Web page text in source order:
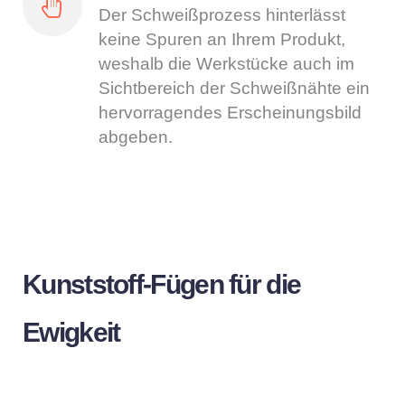
Der Schweißprozess hinterlässt
keine Spuren an Ihrem Produkt,
weshalb die Werkstücke auch im
Sichtbereich der Schweißnähte ein
hervorragendes Erscheinungsbild
abgeben.
Kunststoff-Fügen für die
Ewigkeit